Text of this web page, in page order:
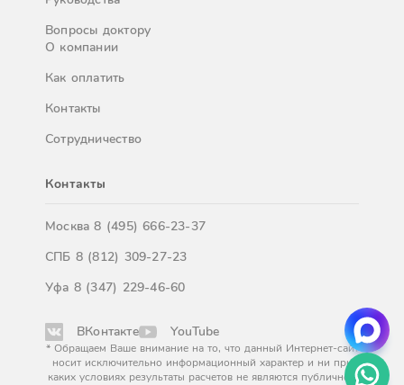
Вопросы доктору
О компании
Как оплатить
Контакты
Сотрудничество
Контакты
Москва8 (495) 666-23-37
СПБ 8 (812) 309-27-23
Уфа 8 (347) 229-46-60
ВКонтакте YouTube
* Обращаем Ваше внимание на то, что данный Интернет-сайт
носит исключительно информационный характер и ни при
каких условиях результаты расчетов не являются публичной